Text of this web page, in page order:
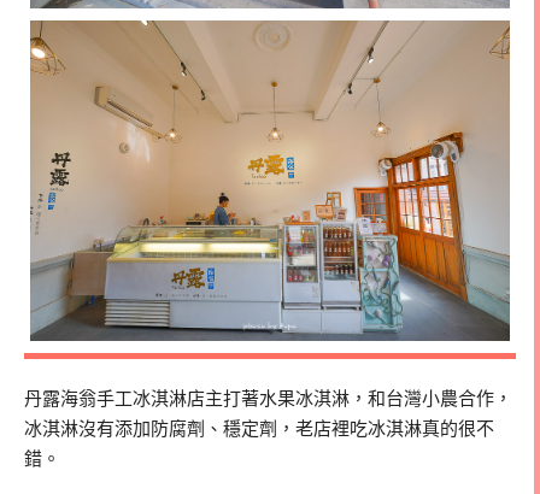
丹露海翁手工冰淇淋店主打著水果冰淇淋，和台灣小農合作，
冰淇淋沒有添加防腐劑、穩定劑，老店裡吃冰淇淋真的很不
錯。